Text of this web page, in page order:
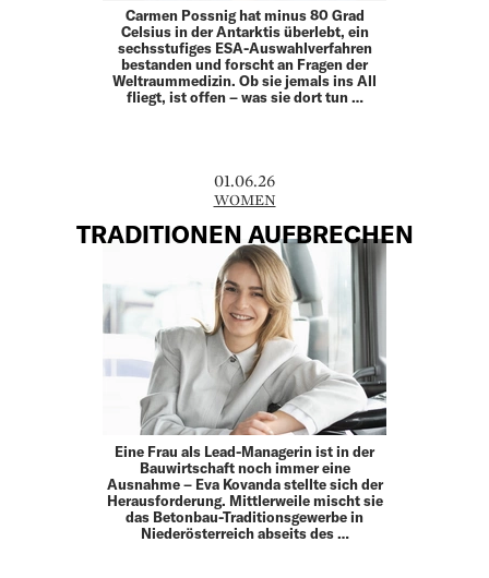
Carmen Possnig hat minus 80 Grad
Celsius in der Antarktis überlebt, ein
sechsstufiges ESA-Auswahlverfahren
bestanden und forscht an Fragen der
Weltraummedizin. Ob sie jemals ins All
fliegt, ist offen – was sie dort tun …
01.06.26
WOMEN
TRADITIONEN AUFBRECHEN
Eine Frau als Lead-Managerin ist in der
Bauwirtschaft noch immer eine
Ausnahme – Eva Kovanda stellte sich der
Herausforderung. Mittlerweile mischt sie
das Betonbau-Traditionsgewerbe in
Niederösterreich abseits des …